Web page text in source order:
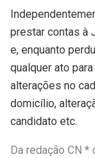
prestar contas à
e, enquanto
qualquer ato
alterações no
domicílio,
candidato etc.
Da redação CN